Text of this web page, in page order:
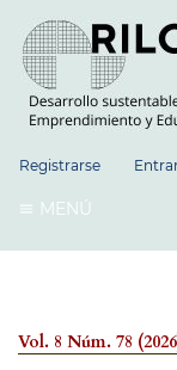
Registrarse
MENÚ
Vol. 8 Núm. 78